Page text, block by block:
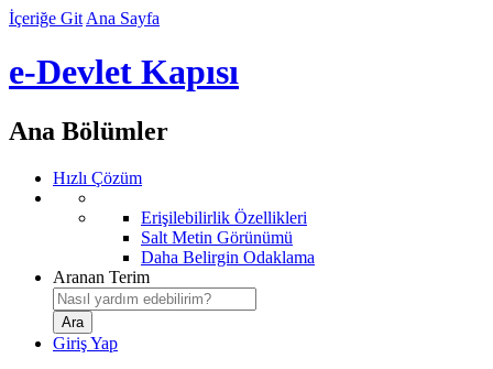
İçeriğe Git Ana Sayfa
e-Devlet Kapısı
Ana Bölümler
Hızlı Çözüm
Erişilebilirlik Özellikleri
Salt Metin Görünümü
Daha Belirgin Odaklama
Aranan Terim
Giriş Yap